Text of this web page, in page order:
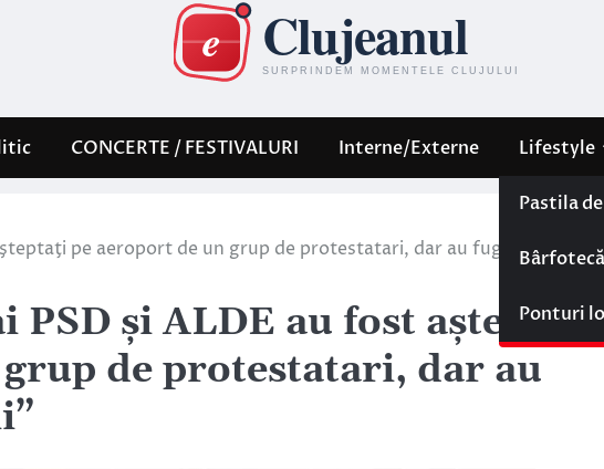
CONCERTE / FESTIVALURI Interne/Externe Lifestyle
Pastila
Bârfotecă
Ponturi
pe aeroport de un grup de protestatari, dar au fugit de ei! –
PSD şi ALDE au fost aşteptaţi
de protestatari, dar au